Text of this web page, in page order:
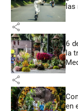
share
6
la
share
en